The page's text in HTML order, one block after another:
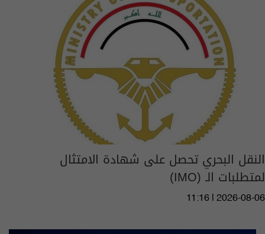
النقل البحري تحصل على شهادة الامتثال
لمتطلبات الـ (IMO)
11:16 | 2026-08-06